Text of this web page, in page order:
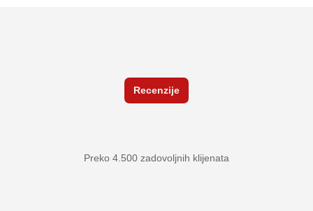
Recenzije
Preko 4.500 zadovoljnih klijenata